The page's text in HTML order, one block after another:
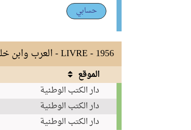
حسابي
LIVRE - 1956 - العرب وابن خلدون
الموقع
دار الكتب الوطنية
دار الكتب الوطنية
دار الكتب الوطنية